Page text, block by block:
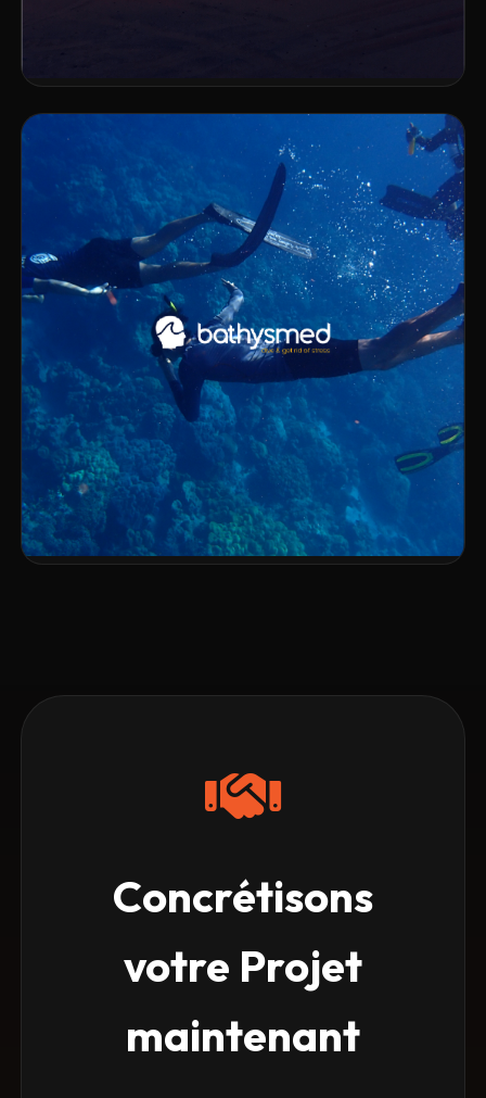
DÉV. WEB SEO
VOIR LE PROJET
Concrétisons
votre Projet
maintenant